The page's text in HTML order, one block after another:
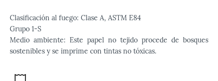
Clasificación al fuego: Clase A, ASTM E84
Grupo 1-S
Medio ambiente: Este papel no tejido procede de bosques
sostenibles y se imprime con tintas no tóxicas.